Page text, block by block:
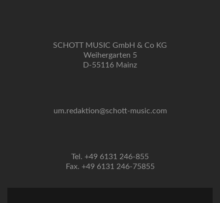
SCHOTT MUSIC GmbH & Co KG
Weihergarten 5
D-55116 Mainz
um.redaktion@schott-music.com
Tel. +49 6131 246-855
Fax. +49 6131 246-75855